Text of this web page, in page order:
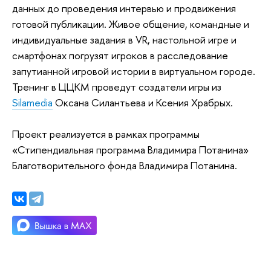
данных до проведения интервью и продвижения
готовой публикации. Живое общение, командные и
индивидуальные задания в VR, настольной игре и
смартфонах погрузят игроков в расследование
запутианной игровой истории в виртуальном городе.
Тренинг в ЦЦКМ проведут создатели игры из
Silamedia Оксана Силантьева и Ксения Храбрых.
Проект реализуется в рамках программы
«Стипендиальная программа Владимира Потанина»
Благотворительного фонда Владимира Потанина.